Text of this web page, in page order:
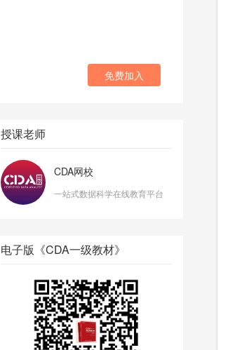
免费加入
授课老师
CDA网校
一站式数据科学在线教育平台
电子版《CDA一级教材》